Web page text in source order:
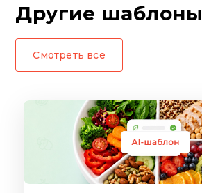
Другие шаблоны
Смотреть все